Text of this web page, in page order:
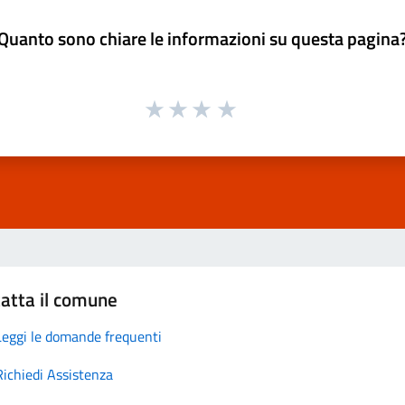
sono chiare le informazioni su questa
il comune
le domande frequenti
Assistenza